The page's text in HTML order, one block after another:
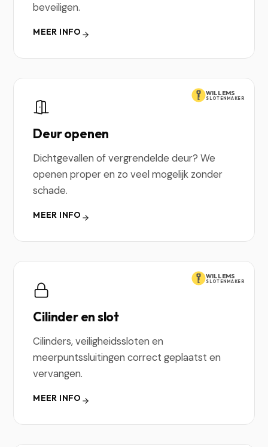
beveiligen.
MEER INFO
WILLEMS
SLOTENMAKER
Deur openen
Dichtgevallen of vergrendelde deur? We
openen proper en zo veel mogelijk zonder
schade.
MEER INFO
WILLEMS
SLOTENMAKER
Cilinder en slot
Cilinders, veiligheidssloten en
meerpuntssluitingen correct geplaatst en
vervangen.
MEER INFO